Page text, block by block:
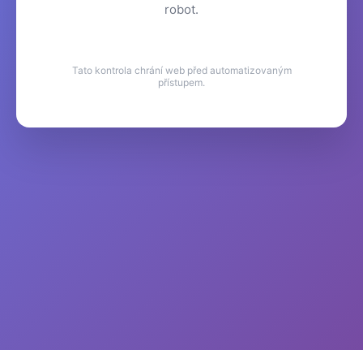
robot.
Tato kontrola chrání web před automatizovaným
přístupem.